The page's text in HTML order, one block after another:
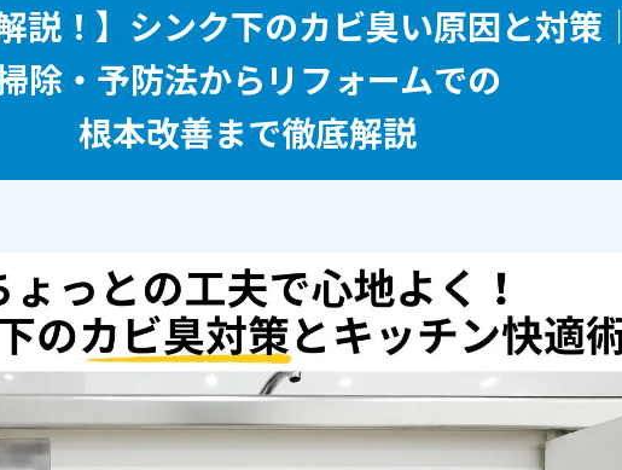
説！】シンク下のカビ臭い原因と対策｜
除・予防法からリフォームでの
根本改善まで徹底解説